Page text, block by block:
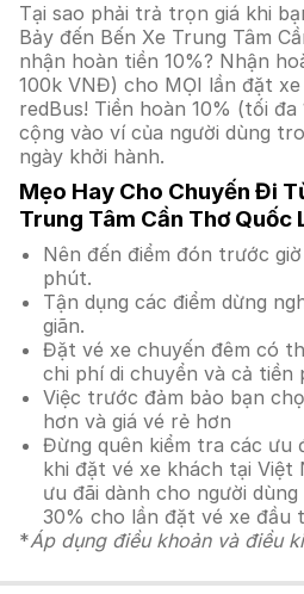
Tại sao phải trả trọn giá khi
Bảy đến Bến Xe Trung Tâm
nhận hoàn tiền 10%? Nhận
100k VNĐ) cho MỌI lần đặt
redBus! Tiền hoàn 10% (tối
cộng vào ví của người dùng
ngày khởi hành.
Mẹo Hay Cho Chuyến Đi
Trung Tâm Cần Thơ Quốc
Nên đến điểm đón trước
phút.
Tận dụng các điểm dừng
giãn.
Đặt vé xe chuyến đêm có
chi phí di chuyển và cả tiền
Việc trước đảm bảo bạn
hơn và giá vé rẻ hơn
Đừng quên kiểm tra các ưu
khi đặt vé xe khách tại Việt
ưu đãi dành cho người
30% cho lần đặt vé xe đầu
*Áp dụng điều khoản và điều